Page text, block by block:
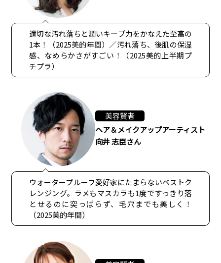
適切な汚れ落ちと潤いキープ力をかなえた至高の
1本！（2025美的年間）／汚れ落ち、後肌の保湿
感、なめらかさがすごい！（2025美的上半期プ
チプラ）
美容賢者
ヘア＆メイクアップアーティスト
向井 志臣さん
ウォータープルーフ愛好家にたまらないベストク
レンジング。ラメもマスカラも1度ですっきり落
とせるのに突っぱらず、毛穴までも美しく！
（2025美的年間）